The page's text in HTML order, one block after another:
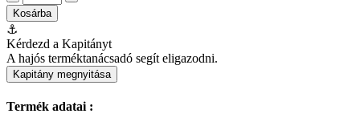
Kosárba
⚓
Kérdezd a Kapitányt
A hajós terméktanácsadó segít eligazodni.
Kapitány megnyitása
Termék adatai :